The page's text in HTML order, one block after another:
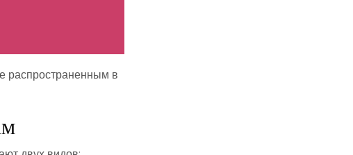
распространенным в